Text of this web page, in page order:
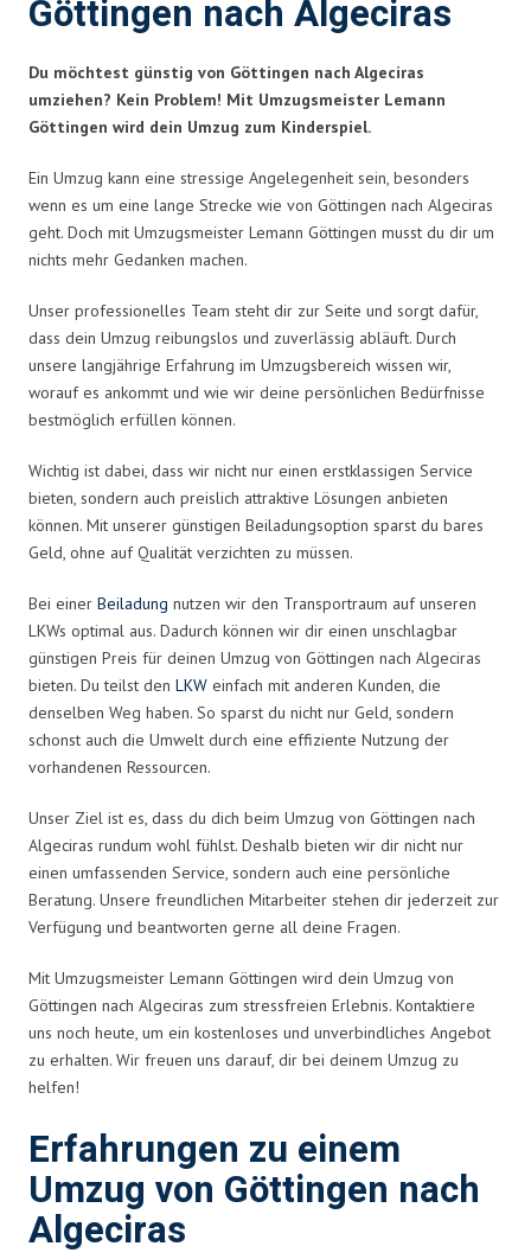
Göttingen nach Algeciras
Du möchtest günstig von Göttingen nach Algeciras
umziehen? Kein Problem! Mit Umzugsmeister Lemann
Göttingen wird dein Umzug zum Kinderspiel.
Ein Umzug kann eine stressige Angelegenheit sein, besonders
wenn es um eine lange Strecke wie von Göttingen nach Algeciras
geht. Doch mit Umzugsmeister Lemann Göttingen musst du dir um
nichts mehr Gedanken machen.
Unser professionelles Team steht dir zur Seite und sorgt dafür,
dass dein Umzug reibungslos und zuverlässig abläuft. Durch
unsere langjährige Erfahrung im Umzugsbereich wissen wir,
worauf es ankommt und wie wir deine persönlichen Bedürfnisse
bestmöglich erfüllen können.
Wichtig ist dabei, dass wir nicht nur einen erstklassigen Service
bieten, sondern auch preislich attraktive Lösungen anbieten
können. Mit unserer günstigen Beiladungsoption sparst du bares
Geld, ohne auf Qualität verzichten zu müssen.
Bei einer Beiladung nutzen wir den Transportraum auf unseren
LKWs optimal aus. Dadurch können wir dir einen unschlagbar
günstigen Preis für deinen Umzug von Göttingen nach Algeciras
bieten. Du teilst den LKW einfach mit anderen Kunden, die
denselben Weg haben. So sparst du nicht nur Geld, sondern
schonst auch die Umwelt durch eine effiziente Nutzung der
vorhandenen Ressourcen.
Unser Ziel ist es, dass du dich beim Umzug von Göttingen nach
Algeciras rundum wohl fühlst. Deshalb bieten wir dir nicht nur
einen umfassenden Service, sondern auch eine persönliche
Beratung. Unsere freundlichen Mitarbeiter stehen dir jederzeit zur
Verfügung und beantworten gerne all deine Fragen.
Mit Umzugsmeister Lemann Göttingen wird dein Umzug von
Göttingen nach Algeciras zum stressfreien Erlebnis. Kontaktiere
uns noch heute, um ein kostenloses und unverbindliches Angebot
zu erhalten. Wir freuen uns darauf, dir bei deinem Umzug zu
helfen!
Erfahrungen zu einem
Umzug von Göttingen nach
Algeciras